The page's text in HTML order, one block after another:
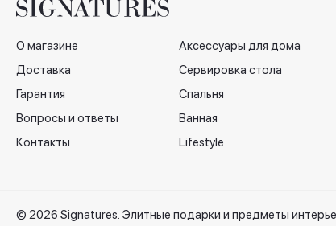
О магазине
Доставка
Гарантия
Вопросы и ответы
Контакты
Аксессуары для дома
Сервировка стола
Спальня
Ванная
Lifestyle
© 2026 Signatures. Элитные подарки и предметы